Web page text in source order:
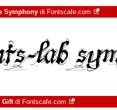
Symphony di Fontscafe.com
Giftdi Fontscafe.com